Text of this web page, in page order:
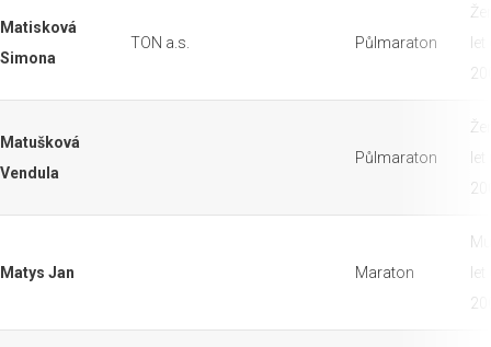
Matisková
Simona
TON a.s. Půlmaraton
Matušková
Vendula
Půlmaraton
Matys Jan Maraton